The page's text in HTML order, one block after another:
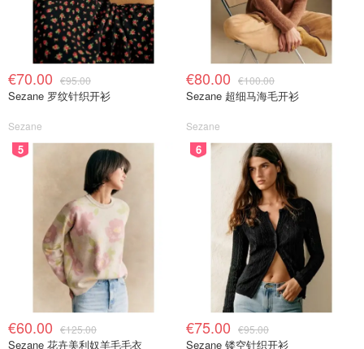
€70.00 €95.00
Sezane 罗纹针织开衫
Sezane
€80.00 €100.00
Sezane 超细马海毛开衫
Sezane
5
€60.00 €125.00
Sezane 花卉美利奴羊毛毛衣
6
€75.00 €95.00
Sezane 镂空针织开衫